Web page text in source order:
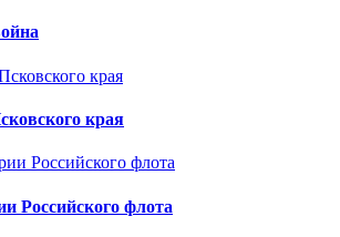
края
Российского флота